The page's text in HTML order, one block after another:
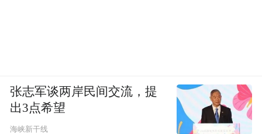
张志军谈两岸民间交流，提
出3点希望
海峡新干线